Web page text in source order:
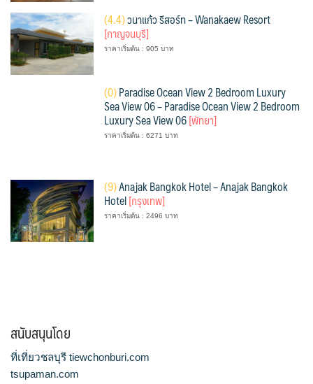
(4.4)วนาแก้ว รีสอร์ท – Wanakaew Resort
[กาญจนบุรี]
ราคาเริ่มต้น : 905 บาท
(0)Paradise Ocean View 2 Bedroom Luxury
Sea View 06 – Paradise Ocean View 2 Bedroom
Luxury Sea View 06[พัทยา]
ราคาเริ่มต้น : 6271 บาท
(9)Anajak Bangkok Hotel – Anajak Bangkok
Hotel[กรุงเทพ]
ราคาเริ่มต้น : 2496 บาท
สนับสนุนโดย
ที่เที่ยวชลบุรี tiewchonburi.com
tsupaman.com